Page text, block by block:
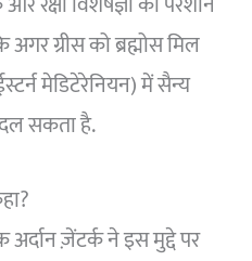
ग्रीस को ब्रह्मोस मिल
मेडिटेरेनियन) में सैन्य
सकता है.
अर्दान ज़ेंटर्क ने इस मुद्दे पर